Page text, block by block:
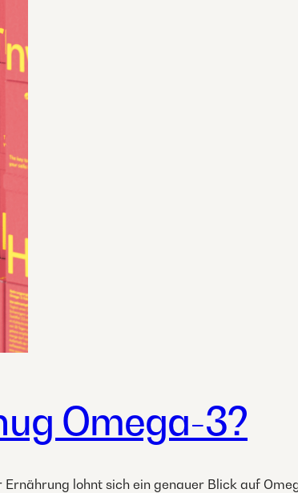
Omega-3?
lohnt sich ein genauer Blick auf